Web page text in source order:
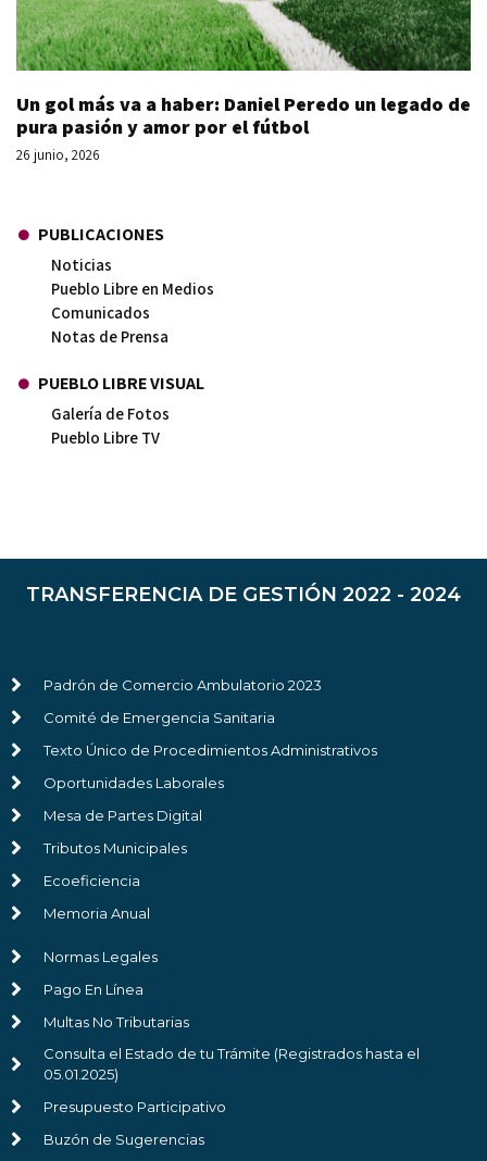
Un gol más va a haber: Daniel Peredo un legado de
pura pasión y amor por el fútbol
26 junio, 2026
PUBLICACIONES
Noticias
Pueblo Libre en Medios
Comunicados
Notas de Prensa
PUEBLO LIBRE VISUAL
Galería de Fotos
Pueblo Libre TV
TRANSFERENCIA DE GESTIÓN 2022 - 2024
Padrón de Comercio Ambulatorio 2023
Comité de Emergencia Sanitaria
Texto Único de Procedimientos Administrativos
Oportunidades Laborales
Mesa de Partes Digital
Tributos Municipales
Ecoeficiencia
Memoria Anual
Normas Legales
Pago En Línea
Multas No Tributarias
Consulta el Estado de tu Trámite (Registrados hasta el
05.01.2025)
Presupuesto Participativo
Buzón de Sugerencias